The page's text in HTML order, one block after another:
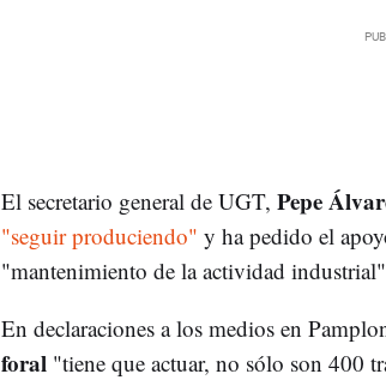
El secretario general de UGT, Pepe
"seguir produciendo" y ha pedido el
"mantenimiento de la actividad
En declaraciones a los medios en
foral "tiene que actuar, no sólo son 400